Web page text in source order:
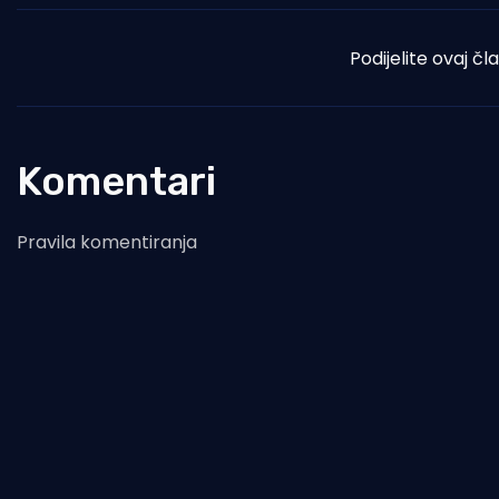
Podijelite ovaj
Komentari
Pravila komentiranja